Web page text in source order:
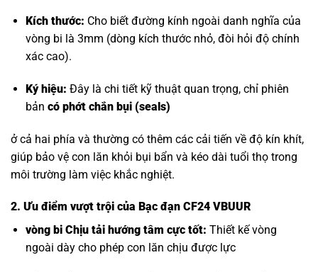
Kích thước: Cho biết đường kính ngoài danh nghĩa của
vòng bi là 3mm (dòng kích thước nhỏ, đòi hỏi độ chính
xác cao).
Ký hiệu: Đây là chi tiết kỹ thuật quan trọng, chỉ phiên
bản có phớt chắn bụi (seals)
ở cả hai phía và thường có thêm các cải tiến về độ kín khít,
giúp bảo vệ con lăn khỏi bụi bẩn và kéo dài tuổi thọ trong
môi trường làm việc khắc nghiệt.
2. Ưu điểm vượt trội của Bạc đạn CF24 VBUUR
vòng bi Chịu tải hướng tâm cực tốt: Thiết kế vòng
ngoài dày cho phép con lăn chịu được lực